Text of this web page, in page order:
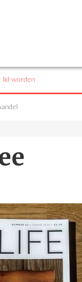
lid worden